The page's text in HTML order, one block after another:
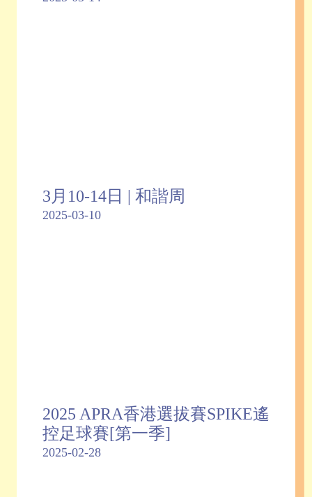
3月10-14日 | 和諧周
2025-03-10
2025 APRA香港選拔賽SPIKE遙
控足球賽[第一季]
2025-02-28